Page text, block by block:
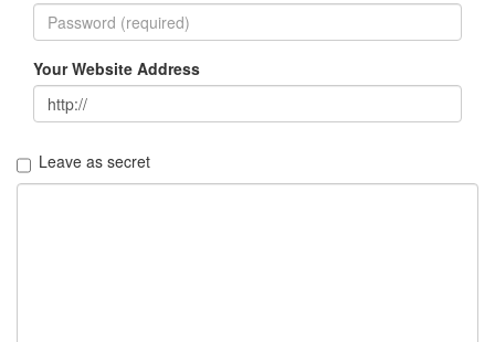
Your Website Address
Leave as secret